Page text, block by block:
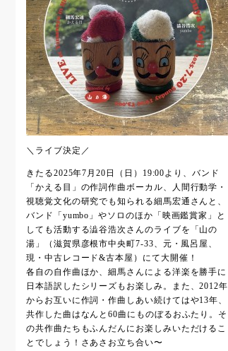
＼ライブ決定／
きたる2025年7月20日（日）19:00より、バンド
「かえる目」の作詞作曲ボーカル、人間行動学・
視聴覚文化の研究でも知られる細馬宏通さんと、
バンド「yumbo」やソロのほか「映画鑑賞家」と
しても活動する澁谷浩次さんのライブを「山の
湯」（滋賀県彦根市中央町7-33、元・風呂屋、
現・中古レコード&古本屋）にて大開催！
各自の自作曲ほか、細馬さんによる洋楽を勝手に
日本語訳したシリーズもお楽しみ。また、2012年
からお互いに作詞・作曲しあい続けてはや13年、
共作した曲はなんと60曲にものぼるおふたり。そ
の共作曲たちもふんだんにお楽しみいただけるこ
とでしょう！さあさお立ち合い〜